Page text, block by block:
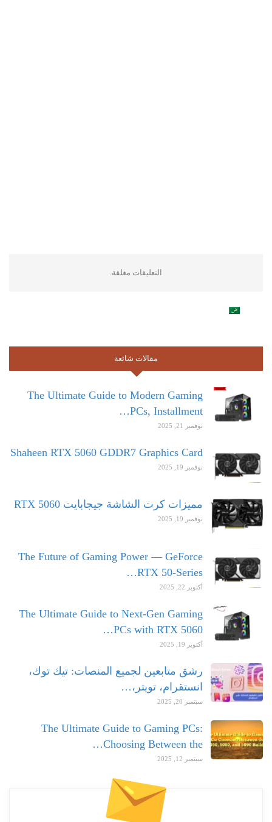
التعليقات مغلقة.
مقالات شائعة
The Ultimate Guide to Modern Gaming
PCs, Installment…
نوفمبر 21, 2025
Shaheen RTX 5060 GDDR7 Graphics Card
نوفمبر 19, 2025
مميزات كرت الشاشة جيجابايت RTX 5060
نوفمبر 19, 2025
The Future of Gaming Power — GeForce
RTX 50-Series…
أكتوبر 22, 2025
The Ultimate Guide to Next-Gen Gaming
PCs with RTX 5060…
أكتوبر 19, 2025
رشق متابعين لجميع المنصات: تيك توك،
انستقرام، تويتر،…
سبتمبر 20, 2025
The Ultimate Guide to Gaming PCs:
Choosing Between the…
سبتمبر 12, 2025